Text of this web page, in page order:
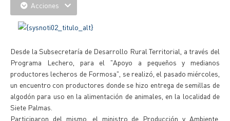
Acciones
Desde la Subsecretaría de Desarrollo Rural Territorial, a través del
Programa Lechero, para el "Apoyo a pequeños y medianos
productores lecheros de Formosa", se realizó, el pasado miércoles,
un encuentro con productores donde se hizo entrega de semillas de
algodón para uso en la alimentación de animales, en la localidad de
Siete Palmas.
Participaron del mismo, el ministro de Producción y Ambiente,